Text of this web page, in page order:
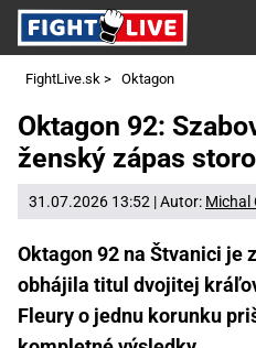
FightLive.sk > Oktagon
Oktagon 92:
ženský zápas
31.07.2026 13:52 | Autor: Michal
Oktagon 92 na Štvanici je
obhájila titul dvojitej
Fleury o jednu korunku